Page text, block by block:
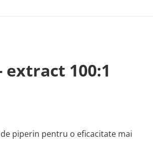
extract 100:1
piperin pentru o eficacitate mai